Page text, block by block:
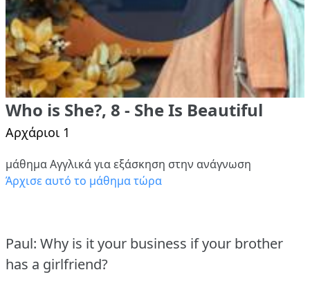
Who is She?, 8 - She Is Beautiful
Αρχάριοι 1
μάθημα Αγγλικά για εξάσκηση στην ανάγνωση
Άρχισε αυτό το μάθημα τώρα
Paul: Why is it your business if your brother
has a girlfriend?